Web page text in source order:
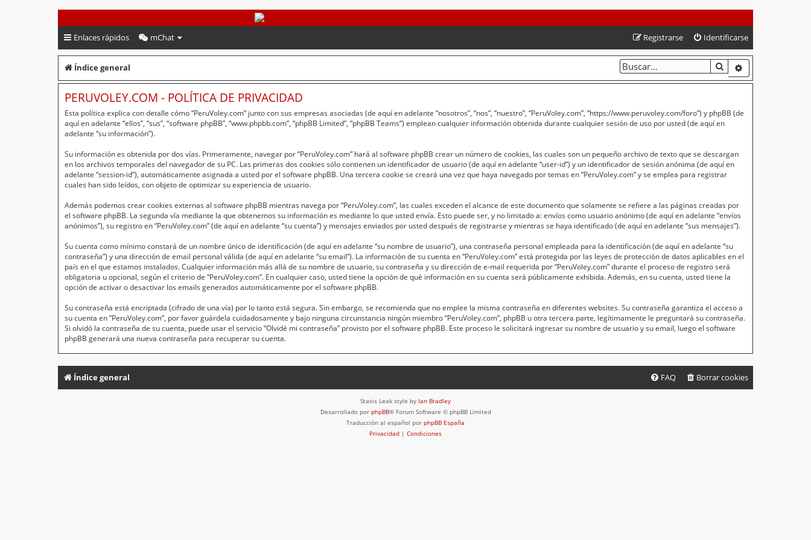
PeruVoley.com
Enlaces rápidos mChat Identificarse
Registrarse
Índice general BUSCAR
PERUVOLEY.COM - POLÍTICA DE PRIVACIDAD
Esta política explica con detalle cómo “PeruVoley.com” junto con sus empresas asociadas (de aquí en adelante “nosotros”, “nos”, “nuestro”, “PeruVoley.com”, “https://www.peruvoley.com/foro”) y phpBB (de
aquí en adelante “ellos”, “sus”, “software phpBB”, “www.phpbb.com”, “phpBB Limited”, “phpBB Teams”) emplean cualquier información obtenida durante cualquier sesión de uso por usted (de aquí en
adelante “su información”).
Su información es obtenida por dos vías. Primeramente, navegar por “PeruVoley.com” hará al software phpBB crear un número de cookies, las cuales son un pequeño archivo de texto que se descargan
en los archivos temporales del navegador de su PC. Las primeras dos cookies sólo contienen un identificador de usuario (de aquí en adelante “user-id”) y un identificador de sesión anónima (de aquí en
adelante “session-id”), automáticamente asignada a usted por el software phpBB. Una tercera cookie se creará una vez que haya navegado por temas en “PeruVoley.com” y se emplea para registrar
cuales han sido leídos, con objeto de optimizar su experiencia de usuario.
Además podemos crear cookies externas al software phpBB mientras navega por “PeruVoley.com”, las cuales exceden el alcance de este documento que solamente se refiere a las páginas creadas por
el software phpBB. La segunda vía mediante la que obtenemos su información es mediante lo que usted envía. Esto puede ser, y no limitado a: envíos como usuario anónimo (de aquí en adelante “envíos
anónimos”), su registro en “PeruVoley.com” (de aquí en adelante “su cuenta”) y mensajes enviados por usted después de registrarse y mientras se haya identificado (de aquí en adelante “sus mensajes”).
Su cuenta como mínimo constará de un nombre único de identificación (de aquí en adelante “su nombre de usuario”), una contraseña personal empleada para la identificación (de aquí en adelante “su
contraseña”) y una dirección de email personal válida (de aquí en adelante “su email”). La información de su cuenta en “PeruVoley.com” está protegida por las leyes de protección de datos aplicables en el
país en el que estamos instalados. Cualquier información más allá de su nombre de usuario, su contraseña y su dirección de e-mail requerida por “PeruVoley.com” durante el proceso de registro será
obligatoria u opcional, según el criterio de “PeruVoley.com”. En cualquier caso, usted tiene la opción de qué información en su cuenta será públicamente exhibida. Además, en su cuenta, usted tiene la
opción de activar o desactivar los emails generados automáticamente por el software phpBB.
Su contraseña está encriptada (cifrado de una vía) por lo tanto está segura. Sin embargo, se recomienda que no emplee la misma contraseña en diferentes websites. Su contraseña garantiza el acceso a
su cuenta en “PeruVoley.com”, por favor guárdela cuidadosamente y bajo ninguna circunstancia ningún miembro “PeruVoley.com”, phpBB u otra tercera parte, legítimamente le preguntará su contraseña.
Si olvidó la contraseña de su cuenta, puede usar el servicio “Olvidé mi contraseña” provisto por el software phpBB. Este proceso le solicitará ingresar su nombre de usuario y su email, luego el software
phpBB generará una nueva contraseña para recuperar su cuenta.
Índice general Borrar cookies
FAQ
Stasis Leak style by Ian Bradley
Desarrollado por phpBB® Forum Software © phpBB Limited
Traducción al español por phpBB España
Privacidad | Condiciones